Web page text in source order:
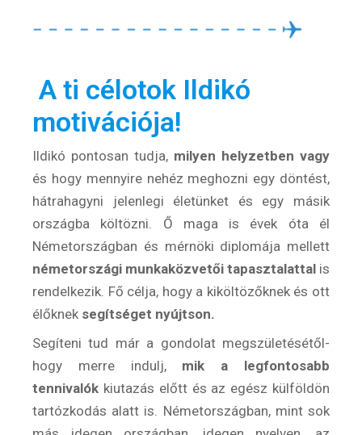
Hírlevél
A ti célotok Ildikó
motivációja!
Ildikó pontosan tudja, milyen helyzetben vagy
és hogy mennyire nehéz meghozni egy döntést,
hátrahagyni jelenlegi életünket és egy másik
országba költözni. Ő maga is évek óta él
Németországban és mérnöki diplomája mellett
németországi munkaközvetői tapasztalattal is
rendelkezik. Fő célja, hogy a kiköltözőknek és ott
élőknek segítséget nyújtson.
Segíteni tud már a gondolat megszületésétől-
hogy merre indulj, mik a legfontosabb
tennivalók kiutazás előtt és az egész külföldön
tartózkodás alatt is. Németországban, mint sok